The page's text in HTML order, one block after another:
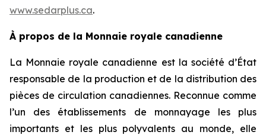
www.sedarplus.ca.
À propos de la Monnaie royale canadienne
La Monnaie royale canadienne est la société d’État
responsable de la production et de la distribution des
pièces de circulation canadiennes. Reconnue comme
l’un des établissements de monnayage les plus
importants et les plus polyvalents au monde, elle